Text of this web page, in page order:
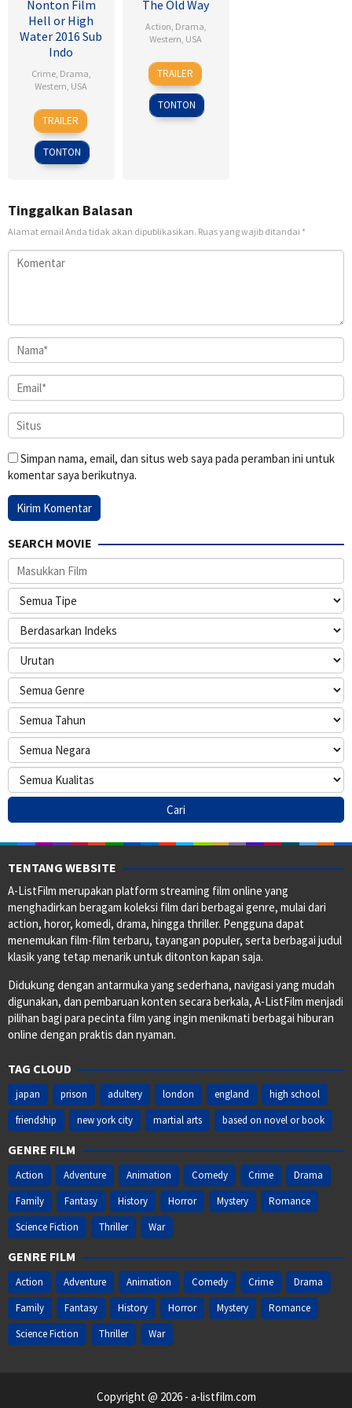
Nonton Film
Hell or High
Water 2016 Sub
Indo
Crime, Drama,
Western, USA
11
Aug
2016
David
Mackenzie
TRAILER
TONTON
The Old Way
Action, Drama,
Western, USA
6
Jan
2023
Brett
Donowho
TRAILER
TONTON
Tinggalkan Balasan
Alamat email Anda tidak akan dipublikasikan. Ruas yang wajib ditandai *
Simpan nama, email, dan situs web saya pada peramban ini untuk
komentar saya berikutnya.
SEARCH MOVIE
TENTANG WEBSITE
A-ListFilm merupakan platform streaming film online yang
menghadirkan beragam koleksi film dari berbagai genre, mulai dari
action, horor, komedi, drama, hingga thriller. Pengguna dapat
menemukan film-film terbaru, tayangan populer, serta berbagai judul
klasik yang tetap menarik untuk ditonton kapan saja.
Didukung dengan antarmuka yang sederhana, navigasi yang mudah
digunakan, dan pembaruan konten secara berkala, A-ListFilm menjadi
pilihan bagi para pecinta film yang ingin menikmati berbagai hiburan
online dengan praktis dan nyaman.
TAG CLOUD
japan prison adultery london england
high school
friendship
new york city martial arts based on novel or book
GENRE FILM
Action Adventure Animation Comedy Crime
Drama
Family
Fantasy History Horror Mystery
Romance
Science Fiction
Thriller War
GENRE FILM
Action Adventure Animation Comedy Crime
Drama
Family
Fantasy History Horror Mystery
Romance
Science Fiction
Thriller War
Copyright @ 2026 - a-listfilm.com